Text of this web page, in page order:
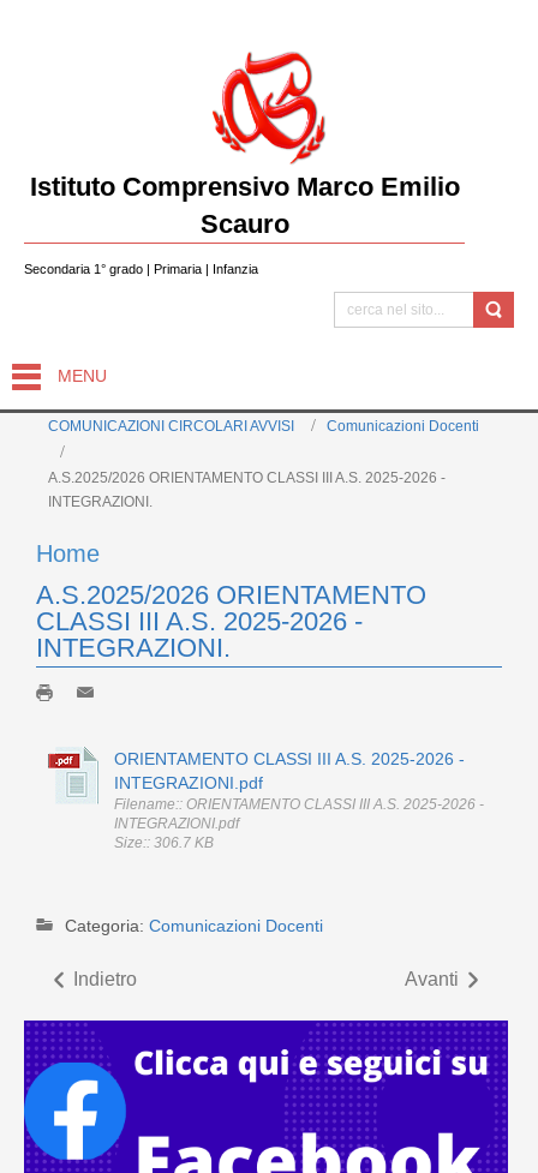
Istituto Comprensivo Marco Emilio
Scauro
Secondaria 1° grado | Primaria | Infanzia
MENU
COMUNICAZIONI CIRCOLARI AVVISI Comunicazioni Docenti
A.S.2025/2026 ORIENTAMENTO CLASSI III A.S. 2025-2026 -
INTEGRAZIONI.
Home
A.S.2025/2026 ORIENTAMENTO
CLASSI III A.S. 2025-2026 -
INTEGRAZIONI.
ORIENTAMENTO CLASSI III A.S. 2025-2026 -
INTEGRAZIONI.pdf
Filename:: ORIENTAMENTO CLASSI III A.S. 2025-2026 -
INTEGRAZIONI.pdf
Size:: 306.7 KB
Categoria: Comunicazioni Docenti
Indietro Avanti